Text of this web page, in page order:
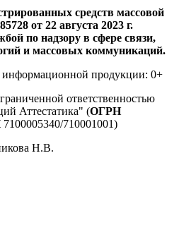
средств массовой
от 22 августа 2023 г.
по надзору в сфере связи,
и массовых коммуникаций.
информационной продукции: 0+
ответственностью
Аттестатика" (ОГРН
7100005340/710001001)
Н.В.